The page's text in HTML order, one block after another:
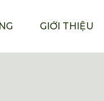
GIỚI THIỆU